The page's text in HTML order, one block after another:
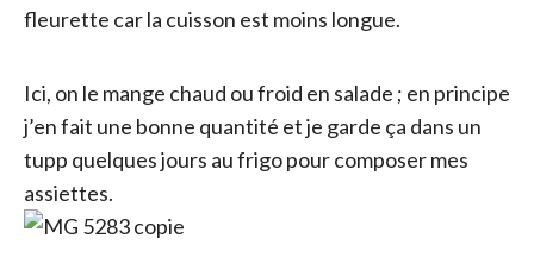
fleurette car la cuisson est moins longue.
Ici, on le mange chaud ou froid en salade ; en principe
j’en fait une bonne quantité et je garde ça dans un
tupp quelques jours au frigo pour composer mes
assiettes.